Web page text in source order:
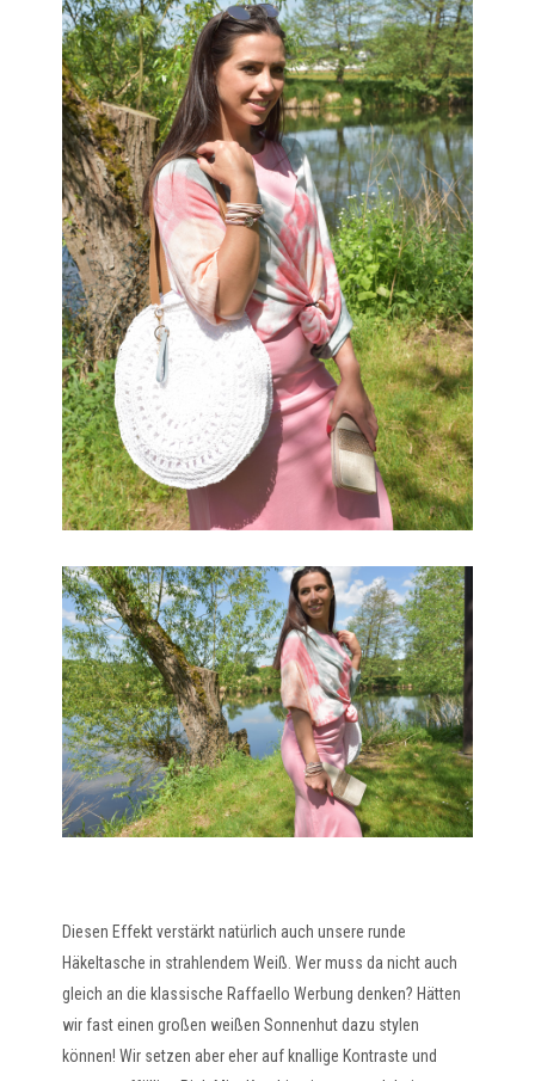
Diesen Effekt verstärkt natürlich auch unsere runde
Häkeltasche in strahlendem Weiß. Wer muss da nicht auch
gleich an die klassische Raffaello Werbung denken? Hätten
wir fast einen großen weißen Sonnenhut dazu stylen
können! Wir setzen aber eher auf knallige Kontraste und